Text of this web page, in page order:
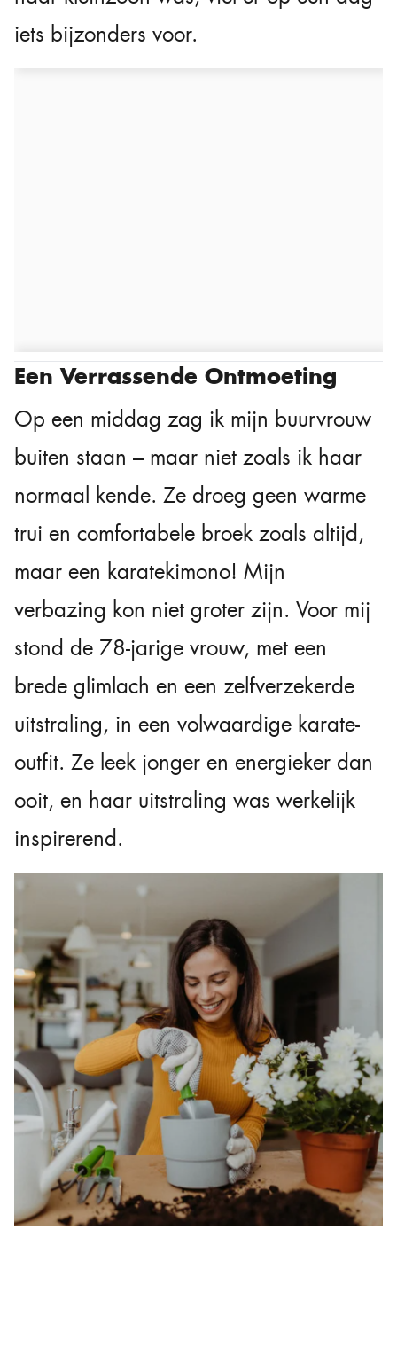
iets bijzonders voor.
Een Verrassende Ontmoeting
Op een middag zag ik mijn buurvrouw
buiten staan – maar niet zoals ik haar
normaal kende. Ze droeg geen warme
trui en comfortabele broek zoals altijd,
maar een karatekimono! Mijn
verbazing kon niet groter zijn. Voor mij
stond de 78-jarige vrouw, met een
brede glimlach en een zelfverzekerde
uitstraling, in een volwaardige karate-
outfit. Ze leek jonger en energieker dan
ooit, en haar uitstraling was werkelijk
inspirerend.